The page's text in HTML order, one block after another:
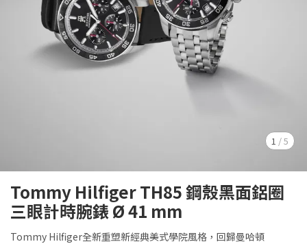
1 /5
Tommy Hilfiger TH85 鋼殼黑面鋁圈
三眼計時腕錶 Ø 41 mm
Tommy Hilfiger全新重塑新經典美式學院風格，回歸曼哈頓